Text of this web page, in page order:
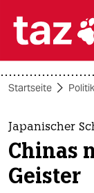

themen
politik
Startseite Politik
Japanischer
Chinas
Geister